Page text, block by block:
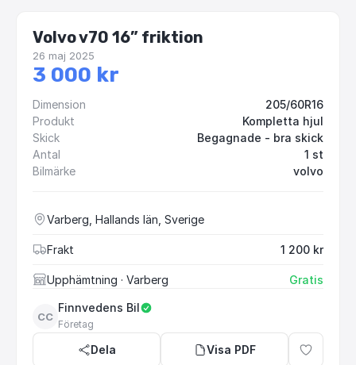
Volvo v70 16” friktion
26 maj 2025
3 000 kr
Dimension
205/60R16
Produkt
Kompletta hjul
Skick
Begagnade - bra skick
Antal
1 st
Bilmärke
volvo
Varberg, Hallands län, Sverige
Frakt 1 200 kr
Upphämtning · Varberg Gratis
CC
Finnvedens Bil
Företag
Dela Visa PDF